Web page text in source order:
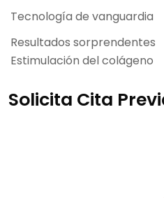
Tecnología de vanguardia
Resultados sorprendentes
Estimulación del colágeno
Solicita Cita